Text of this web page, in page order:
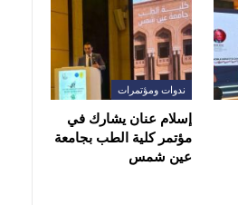
ندوات ومؤتمرات
إسلام عنان يشارك في
مؤتمر كلية الطب بجامعة
عين شمس